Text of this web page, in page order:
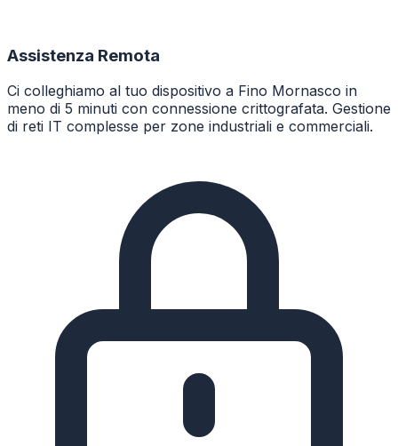
Assistenza Remota
Ci colleghiamo al tuo dispositivo a Fino Mornasco in
meno di 5 minuti con connessione crittografata. Gestione
di reti IT complesse per zone industriali e commerciali.